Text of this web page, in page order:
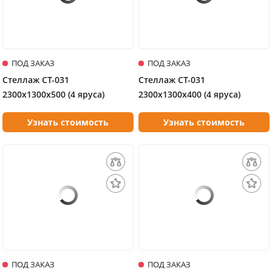
ПОД ЗАКАЗ
Стеллаж СТ-031
2300х1300х500 (4 яруса)
Узнать стоимость
ПОД ЗАКАЗ
Стеллаж СТ-031
2300х1300х400 (4 яруса)
Узнать стоимость
ПОД ЗАКАЗ ПОД ЗАКАЗ